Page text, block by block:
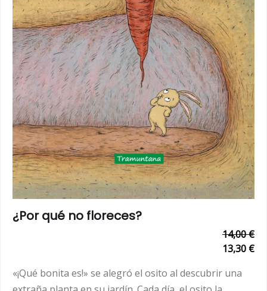
¿Por qué no floreces?
14,00 €
13,30 €
«¡Qué bonita es!» se alegró el osito al descubrir una